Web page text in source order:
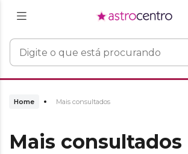
Home Mais consultados
Mais consultados